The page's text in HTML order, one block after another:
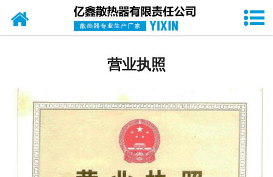
网站首页
关于我们
企业荣誉
新闻动态
营业执照